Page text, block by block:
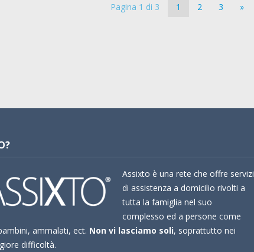
Pagina 1 di 3 1 2 3 »
Assixto è una rete che offre servizi
di assistenza a domicilio rivolti a
tutta la famiglia nel suo
complesso ed a persone come
ammalati, ect. Non vi lasciamo soli, soprattutto nei
difficoltà.